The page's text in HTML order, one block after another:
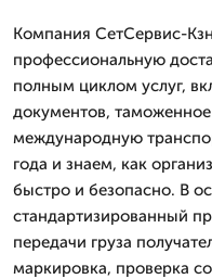
Компания СетСервис-
профессиональную
полным циклом услуг,
документов,
международную
года и знаем, как
быстро и безопасно. В
стандартизированный
передачи груза
маркировка, проверка